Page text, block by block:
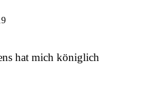
hat mich königlich